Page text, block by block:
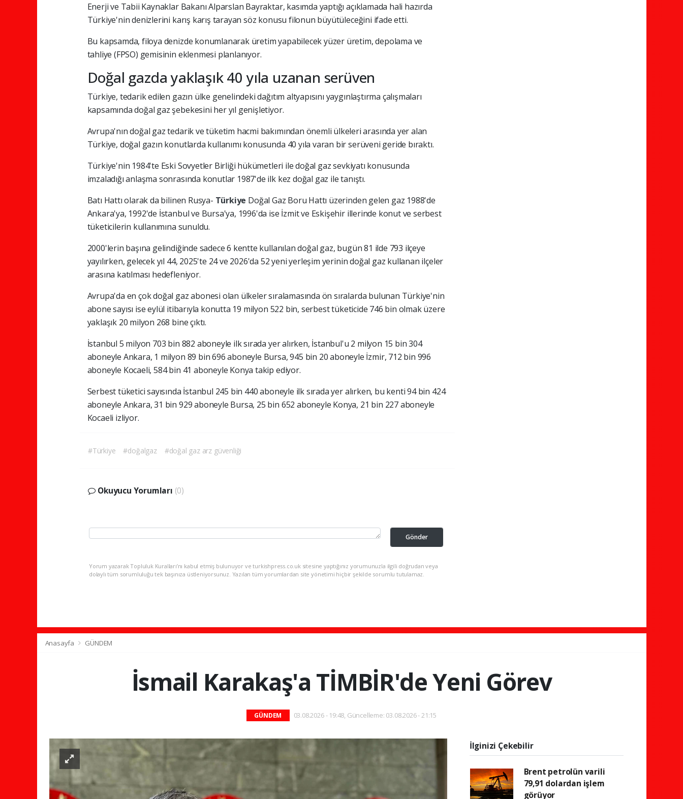
Enerji ve Tabii Kaynaklar Bakanı Alparslan Bayraktar, kasımda yaptığı açıklamada hali hazırda
Türkiye'nin denizlerini karış karış tarayan söz konusu filonun büyütüleceğini ifade etti.
Bu kapsamda, filoya denizde konumlanarak üretim yapabilecek yüzer üretim, depolama ve
tahliye (FPSO) gemisinin eklenmesi planlanıyor.
Doğal gazda yaklaşık 40 yıla uzanan serüven
Türkiye, tedarik edilen gazın ülke genelindeki dağıtım altyapısını yaygınlaştırma çalışmaları
kapsamında doğal gaz şebekesini her yıl genişletiyor.
Avrupa'nın doğal gaz tedarik ve tüketim hacmi bakımından önemli ülkeleri arasında yer alan
Türkiye, doğal gazın konutlarda kullanımı konusunda 40 yıla varan bir serüveni geride bıraktı.
Türkiye'nin 1984'te Eski Sovyetler Birliği hükümetleri ile doğal gaz sevkiyatı konusunda
imzaladığı anlaşma sonrasında konutlar 1987'de ilk kez doğal gaz ile tanıştı.
Batı Hattı olarak da bilinen Rusya- Türkiye Doğal Gaz Boru Hattı üzerinden gelen gaz 1988'de
Ankara'ya, 1992'de İstanbul ve Bursa'ya, 1996'da ise İzmit ve Eskişehir illerinde konut ve serbest
tüketicilerin kullanımına sunuldu.
2000'lerin başına gelindiğinde sadece 6 kentte kullanılan doğal gaz, bugün 81 ilde 793 ilçeye
yayılırken, gelecek yıl 44, 2025'te 24 ve 2026'da 52 yeni yerleşim yerinin doğal gaz kullanan ilçeler
arasına katılması hedefleniyor.
Avrupa'da en çok doğal gaz abonesi olan ülkeler sıralamasında ön sıralarda bulunan Türkiye'nin
abone sayısı ise eylül itibarıyla konutta 19 milyon 522 bin, serbest tüketicide 746 bin olmak üzere
yaklaşık 20 milyon 268 bine çıktı.
İstanbul 5 milyon 703 bin 882 aboneyle ilk sırada yer alırken, İstanbul'u 2 milyon 15 bin 304
aboneyle Ankara, 1 milyon 89 bin 696 aboneyle Bursa, 945 bin 20 aboneyle İzmir, 712 bin 996
aboneyle Kocaeli, 584 bin 41 aboneyle Konya takip ediyor.
Serbest tüketici sayısında İstanbul 245 bin 440 aboneyle ilk sırada yer alırken, bu kenti 94 bin 424
aboneyle Ankara, 31 bin 929 aboneyle Bursa, 25 bin 652 aboneyle Konya, 21 bin 227 aboneyle
Kocaeli izliyor.
#Türkiye #doğalgaz #doğal gaz arz güvenliği
Okuyucu Yorumları (0)
Gönder
Yorum yazarak Topluluk Kuralları’nı kabul etmiş bulunuyor ve turkishpress.co.uk sitesine yaptığınız yorumunuzla ilgili doğrudan veya
dolaylı tüm sorumluluğu tek başınıza üstleniyorsunuz. Yazılan tüm yorumlardan site yönetimi hiçbir şekilde sorumlu tutulamaz.
Anasayfa GÜNDEM
İsmail Karakaş'a TİMBİR'de Yeni Görev
GÜNDEM 03.08.2026 - 19:48, Güncelleme: 03.08.2026 - 21:15
İlginizi Çekebilir
Brent petrolün varili
79,91 dolardan işlem
görüyor